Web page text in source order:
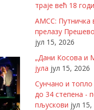
траје већ 18
АМСС: Путничка
прелазу
јул 15, 2026
„Дани Косова и
јула јул 15, 2026
Сунчано и
до 34 степена -
пљускови јул